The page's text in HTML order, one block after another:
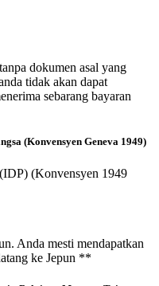
dokumen asal yang
tidak akan dapat
sebarang bayaran
(Konvensyen Geneva 1949)
(Konvensyen 1949
Anda mesti mendapatkan
ke Jepun **